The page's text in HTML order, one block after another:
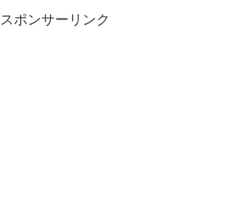
スポンサーリンク